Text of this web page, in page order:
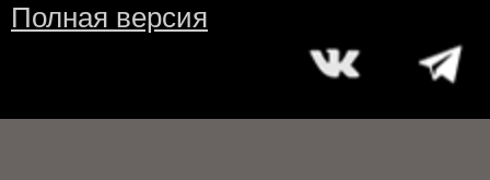
Полная версия